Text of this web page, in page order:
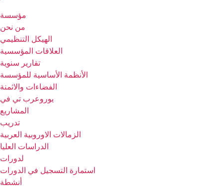
مؤسسة
من نحن
الهيكل التنظيمي
العلاقات المؤسسية
تقارير سنوية
الأنظمة الأساسية للمؤسسة
الفضاءات والاثمنة
يوروعرب تي في
المشاريع
تدريب
الزمالات الاوروبية العربية
الدراسات العليا
لدورات
استمارة التسجيل في الدورات
أنشطة